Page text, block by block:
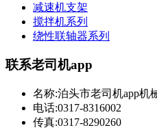
减速机支架
搅拌机系列
绕性联轴器系列
联系老司机app
名称:泊头市老司机app机
电话:0317-8316002
传真:0317-8290260